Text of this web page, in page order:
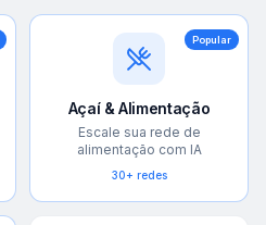
Popular
Açaí & Alimentação
Escale sua rede de
alimentação com IA
30+ redes